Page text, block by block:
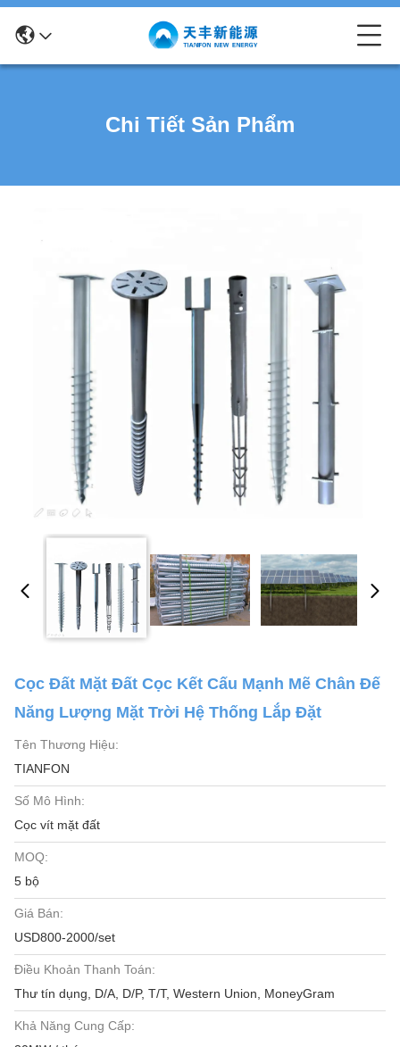
Chi Tiết Sản Phẩm
Cọc Đất Mặt Đất Cọc Kết Cấu Mạnh Mẽ Chân Đế
Năng Lượng Mặt Trời Hệ Thống Lắp Đặt
Tên Thương Hiệu:
TIANFON
Số Mô Hình:
Cọc vít mặt đất
MOQ:
5 bộ
Giá Bán:
USD800-2000/set
Điều Khoản Thanh Toán:
Thư tín dụng, D/A, D/P, T/T, Western Union, MoneyGram
Khả Năng Cung Cấp: